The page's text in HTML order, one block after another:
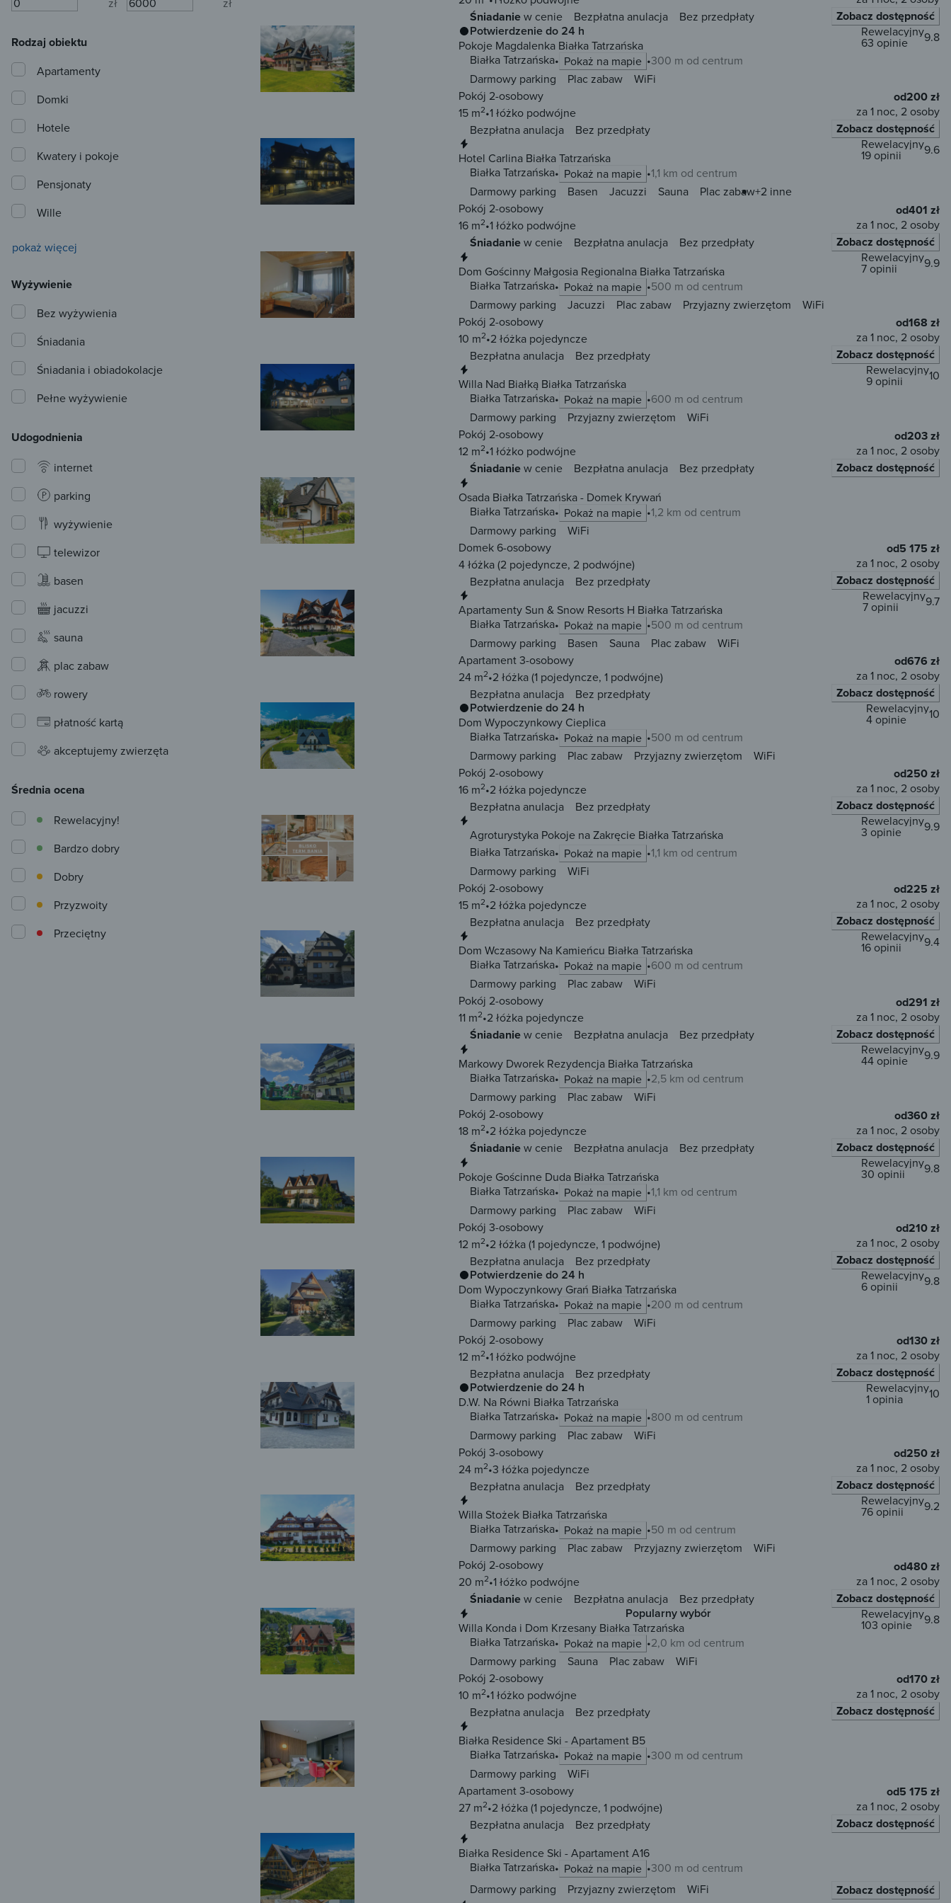
Śniadaniew cenie Bezpłatna anulacja Bez przedpłaty
Zobacz dostępność
Potwierdzenie do 24 h
Pokoje Magdalenka Białka Tatrzańska
Białka Tatrzańska
Pokaż na mapie 300 m od centrum
9.8
Rewelacyjny
63 opinie
Darmowy parking Plac zabaw
WiFi
Pokój 2-osobowy
15 m2 1 łóżko podwójne
Bezpłatna anulacja
Bez przedpłaty
od200 zł
za 1 noc, 2 osoby
Zobacz dostępność
Hotel Carlina Białka Tatrzańska
Białka Tatrzańska
Pokaż na mapie 1,1 km od centrum
9.6
Rewelacyjny
19 opinii
Darmowy parking Basen Jacuzzi Sauna Plac zabaw+2 inne
Pokój 2-osobowy
16 m2 1 łóżko podwójne
Śniadaniew cenie Bezpłatna anulacja Bez przedpłaty
od401 zł
za 1 noc, 2 osoby
Zobacz dostępność
Dom Gościnny Małgosia Regionalna Białka Tatrzańska
Białka Tatrzańska
Pokaż na mapie 500 m od centrum
9.9
Rewelacyjny
7 opinii
Darmowy parking Jacuzzi Plac zabaw Przyjazny zwierzętom
WiFi
Pokój 2-osobowy
10 m2 2 łóżka pojedyncze
Bezpłatna anulacja
Bez przedpłaty
od168 zł
za 1 noc, 2 osoby
Zobacz dostępność
Willa Nad Białką Białka Tatrzańska
Białka Tatrzańska
Pokaż na mapie 600 m od centrum
10
Rewelacyjny
9 opinii
Darmowy parking Przyjazny zwierzętom
WiFi
Pokój 2-osobowy
12 m2 1 łóżko podwójne
Śniadaniew cenie Bezpłatna anulacja Bez przedpłaty
od203 zł
za 1 noc, 2 osoby
Zobacz dostępność
Osada Białka Tatrzańska - Domek Krywań
Białka Tatrzańska
Pokaż na mapie
1,2 km od centrum
Darmowy parking
WiFi
Domek 6-osobowy
4 łóżka(2 pojedyncze, 2 podwójne)
Bezpłatna anulacja
Bez przedpłaty
od5 175 zł
za 1 noc, 2 osoby
Zobacz dostępność
Apartamenty Sun & Snow Resorts H Białka Tatrzańska
Białka Tatrzańska
Pokaż na mapie 500 m od centrum
9.7
Rewelacyjny
7 opinii
Darmowy parking Basen Sauna Plac zabaw
WiFi
Apartament 3-osobowy
24 m2 2 łóżka(1 pojedyncze, 1 podwójne)
Bezpłatna anulacja
Bez przedpłaty
od676 zł
za 1 noc, 2 osoby
Zobacz dostępność
Potwierdzenie do 24 h
Dom Wypoczynkowy Cieplica
Białka Tatrzańska
Pokaż na mapie 500 m od centrum
10
Rewelacyjny
4 opinie
Darmowy parking Plac zabaw Przyjazny zwierzętom
WiFi
Pokój 2-osobowy
16 m2 2 łóżka pojedyncze
Bezpłatna anulacja
Bez przedpłaty
od250 zł
za 1 noc, 2 osoby
Zobacz dostępność
Agroturystyka Pokoje na Zakręcie Białka Tatrzańska
Białka Tatrzańska
Pokaż na mapie 1,1 km od centrum
9.9
Rewelacyjny
3 opinie
Darmowy parking
WiFi
Pokój 2-osobowy
15 m2 2 łóżka pojedyncze
Bezpłatna anulacja
Bez przedpłaty
od225 zł
za 1 noc, 2 osoby
Zobacz dostępność
Dom Wczasowy Na Kamieńcu Białka Tatrzańska
Białka Tatrzańska
Pokaż na mapie 600 m od centrum
9.4
Rewelacyjny
16 opinii
Darmowy parking Plac zabaw
WiFi
Pokój 2-osobowy
11 m2 2 łóżka pojedyncze
Śniadaniew cenie Bezpłatna anulacja Bez przedpłaty
od291 zł
za 1 noc, 2 osoby
Zobacz dostępność
Markowy Dworek Rezydencja Białka Tatrzańska
Białka Tatrzańska
Pokaż na mapie 2,5 km od centrum
9.9
Rewelacyjny
44 opinie
Darmowy parking Plac zabaw
WiFi
Pokój 2-osobowy
18 m2 2 łóżka pojedyncze
Śniadaniew cenie Bezpłatna anulacja Bez przedpłaty
od360 zł
za 1 noc, 2 osoby
Zobacz dostępność
Pokoje Gościnne Duda Białka Tatrzańska
Białka Tatrzańska
Pokaż na mapie 1,1 km od centrum
9.8
Rewelacyjny
30 opinii
Darmowy parking Plac zabaw
WiFi
Pokój 3-osobowy
12 m2 2 łóżka(1 pojedyncze, 1 podwójne)
Bezpłatna anulacja
Bez przedpłaty
od210 zł
za 1 noc, 2 osoby
Zobacz dostępność
Potwierdzenie do 24 h
Dom Wypoczynkowy Grań Białka Tatrzańska
Białka Tatrzańska
Pokaż na mapie 200 m od centrum
9.8
Rewelacyjny
6 opinii
Darmowy parking Plac zabaw
WiFi
Pokój 2-osobowy
12 m2 1 łóżko podwójne
Bezpłatna anulacja
Bez przedpłaty
od130 zł
za 1 noc, 2 osoby
Zobacz dostępność
Potwierdzenie do 24 h
D.W. Na Równi Białka Tatrzańska
Białka Tatrzańska
Pokaż na mapie 800 m od centrum
10
Rewelacyjny
1 opinia
Darmowy parking Plac zabaw
WiFi
Pokój 3-osobowy
24 m2 3 łóżka pojedyncze
Bezpłatna anulacja
Bez przedpłaty
od250 zł
za 1 noc, 2 osoby
Zobacz dostępność
Willa Stożek Białka Tatrzańska
Białka Tatrzańska
Pokaż na mapie 50 m od centrum
9.2
Rewelacyjny
76 opinii
Darmowy parking Plac zabaw Przyjazny zwierzętom
WiFi
Pokój 2-osobowy
20 m2 1 łóżko podwójne
Śniadaniew cenie Bezpłatna anulacja Bez przedpłaty
od480 zł
za 1 noc, 2 osoby
Zobacz dostępność
Popularny wybór
Willa Konda i Dom Krzesany Białka Tatrzańska
Białka Tatrzańska
Pokaż na mapie 2,0 km od centrum
9.8
Rewelacyjny
103 opinie
Darmowy parking Sauna Plac zabaw
WiFi
Pokój 2-osobowy
10 m2 1 łóżko podwójne
Bezpłatna anulacja
Bez przedpłaty
od170 zł
za 1 noc, 2 osoby
Zobacz dostępność
Białka Residence Ski - Apartament B5
Białka Tatrzańska
Pokaż na mapie
300 m od centrum
Darmowy parking
WiFi
Apartament 3-osobowy
27 m2 2 łóżka(1 pojedyncze, 1 podwójne)
Bezpłatna anulacja
Bez przedpłaty
od5 175 zł
za 1 noc, 2 osoby
Zobacz dostępność
Białka Residence Ski - Apartament A16
Białka Tatrzańska
Pokaż na mapie
300 m od centrum
Darmowy parking
Przyjazny zwierzętom WiFi
Zobacz dostępność
Rodzaj obiektu
Apartamenty
Domki
Hotele
Kwatery i pokoje
Pensjonaty
Wille
pokaż więcej
Wyżywienie
Bez wyżywienia
Śniadania
Śniadania i obiadokolacje
Pełne wyżywienie
Udogodnienia
internet
parking
wyżywienie
telewizor
basen
jacuzzi
sauna
plac zabaw
rowery
płatność kartą
akceptujemy zwierzęta
Średnia ocena
Przeciętny
Przyzwoity
Dobry
Bardzo dobry
Rewelacyjny!